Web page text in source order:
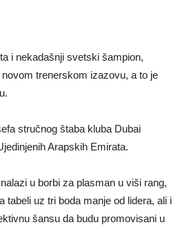
kao niko nikada ponizio Real, bolje mu
cifre je Liverpul spreman za Bredlija
i nekadašnji svetski šampion,
trenerskom izazovu, a to je
stručnog štaba kluba Dubai
Arapskih Emirata.
u borbi za plasman u viši rang,
tabeli uz tri boda manje od lidera, ali i
šansu da budu promovisani u